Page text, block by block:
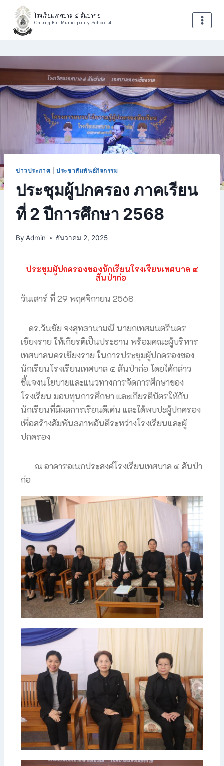
โรงเรียนเทศบาล ๔ สันป่าก่อ
Chiang Rai Municipality School 4
ข่าวประกาศ |ประชาสัมพันธ์กิจกรรม
ประชุมผู้ปกครอง ภาคเรียน
ที่ 2 ปีการศึกษา 2568
By Admin ธันวาคม 2, 2025
ประชุมผู้ปกครองของนักเรียนโรงเรียนเทศบาล ๔
สันป่าก่อ
วันเสาร์ ที่ 29 พฤศจิกายน 2568
ดร.วันชัย จงสุทธานามณี นายกเทศมนตรีนคร
เชียงราย ให้เกียรติเป็นประธาน พร้อมคณะผู้บริหาร
เทศบาลนครเชียงราย ในการประชุมผู้ปกครองของ
นักเรียนโรงเรียนเทศบาล ๔ สันป่าก่อ โดยได้กล่าว
ชี้แจงนโยบายและแนวทางการจัดการศึกษาของ
โรงเรียน มอบทุนการศึกษา และเกียรติบัตรให้กับ
นักเรียนที่มีผลการเรียนดีเด่น และได้พบปะผู้ปกครอง
เพื่อสร้างสัมพันธภาพอันดีระหว่างโรงเรียนและผู้
ปกครอง
ณ อาคารอเนกประสงค์โรงเรียนเทศบาล ๔ สันป่า
ก่อ